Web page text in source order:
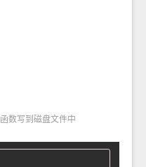
数写到磁盘文件中